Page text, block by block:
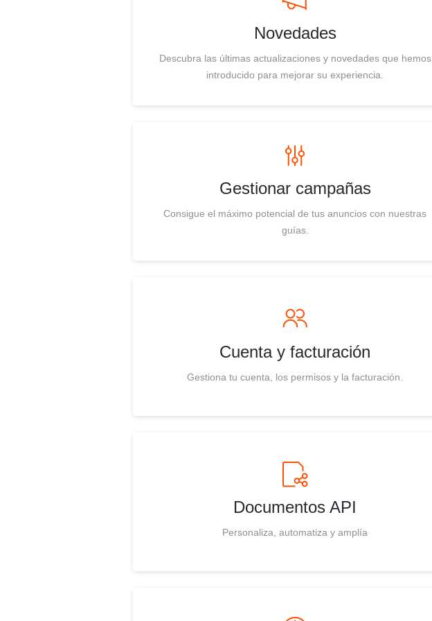
Novedades
Descubra las últimas actualizaciones y novedades que hemos
introducido para mejorar su experiencia.
Gestionar campañas
Consigue el máximo potencial de tus anuncios con nuestras
guías.
Cuenta y facturación
Gestiona tu cuenta, los permisos y la facturación.
Documentos API
Personaliza, automatiza y amplía